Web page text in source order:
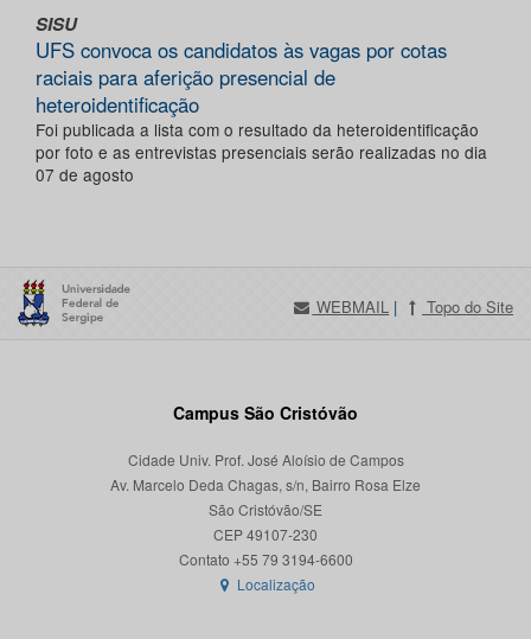
SISU
UFS convoca os candidatos às vagas por cotas
raciais para aferição presencial de
heteroidentificação
Foi publicada a lista com o resultado da heteroidentificação
por foto e as entrevistas presenciais serão realizadas no dia
07 de agosto
WEBMAIL | Topo do Site
Campus São Cristóvão
Cidade Univ. Prof. José Aloísio de Campos
Av. Marcelo Deda Chagas, s/n, Bairro Rosa Elze
São Cristóvão/SE
CEP 49107-230
Localização